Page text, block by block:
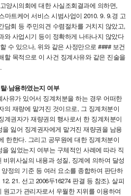
양시의회에 대한 사실조회결과에 의하면,
마트케어 서비스 시범사업이 2010. 9. 9.경 고
담회 등 주민의견 수렴절차를 거치지 않았고,
와 사업시기 등이 정확하게 나타나지 않았다
수 있으나, 위와 같은 사정만으로 #### 보건
할 목적으로 이 사건 징계사유와 같은 진술을
·남용하였는지 여부
유가 있어서 징계처분을 하는 경우 어떠한
의 재량에 맡겨진 것이므로, 그 징계처분이
계권자가 재량권의 행사로서 한 징계처분이
잃어 징계권자에게 맡겨진 재량권을 남용
한한다. 그리고 공무원에 대한 징계처분이
잃었는지 여부는 구체적인 사례에 따라 직
위사실의 내용과 성질, 징계에 의하여 달성
정의 기준 등 여러 요소를 종합하여 판단하
21. 선고 2006두16274 판결 등 참조). 살피
고가 관리자로서 우월한 지위를 이용하여